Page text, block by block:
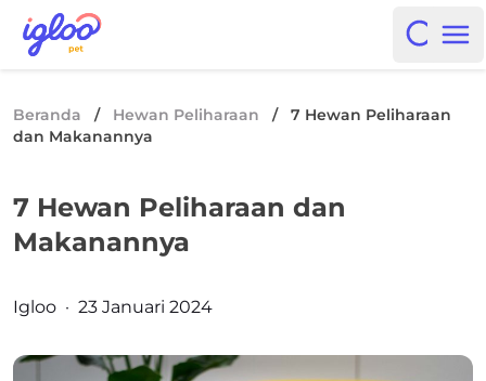
Skip to content
Igloo Blog
Open
Beranda / Hewan Peliharaan /
7 Hewan Peliharaan
dan Makanannya
7 Hewan Peliharaan dan
Makanannya
Posted by
Igloo · 23 Januari 2024